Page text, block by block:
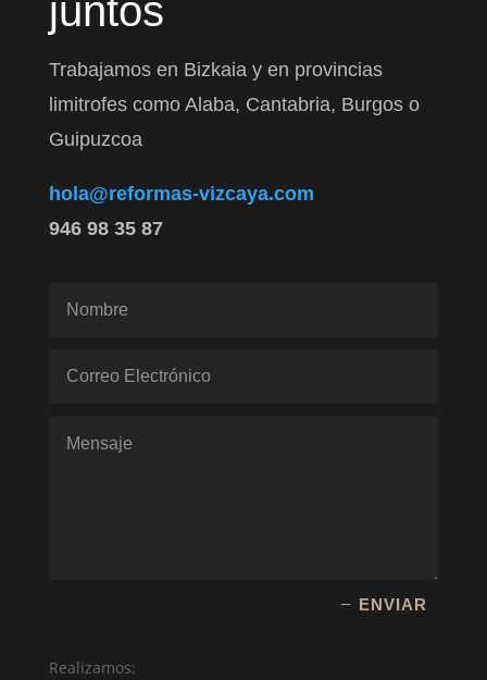
juntos
Trabajamos en Bizkaia y en provincias
limitrofes como Alaba, Cantabria, Burgos o
Guipuzcoa
hola@reformas-vizcaya.com
946 98 35 87
ENVIAR
Realizamos: